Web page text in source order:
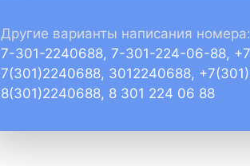
Другие варианты написания номера:
7-301-2240688, 7-301-224-06-88,
7(301)2240688, 3012240688,
8(301)2240688, 8 301 224 06 88